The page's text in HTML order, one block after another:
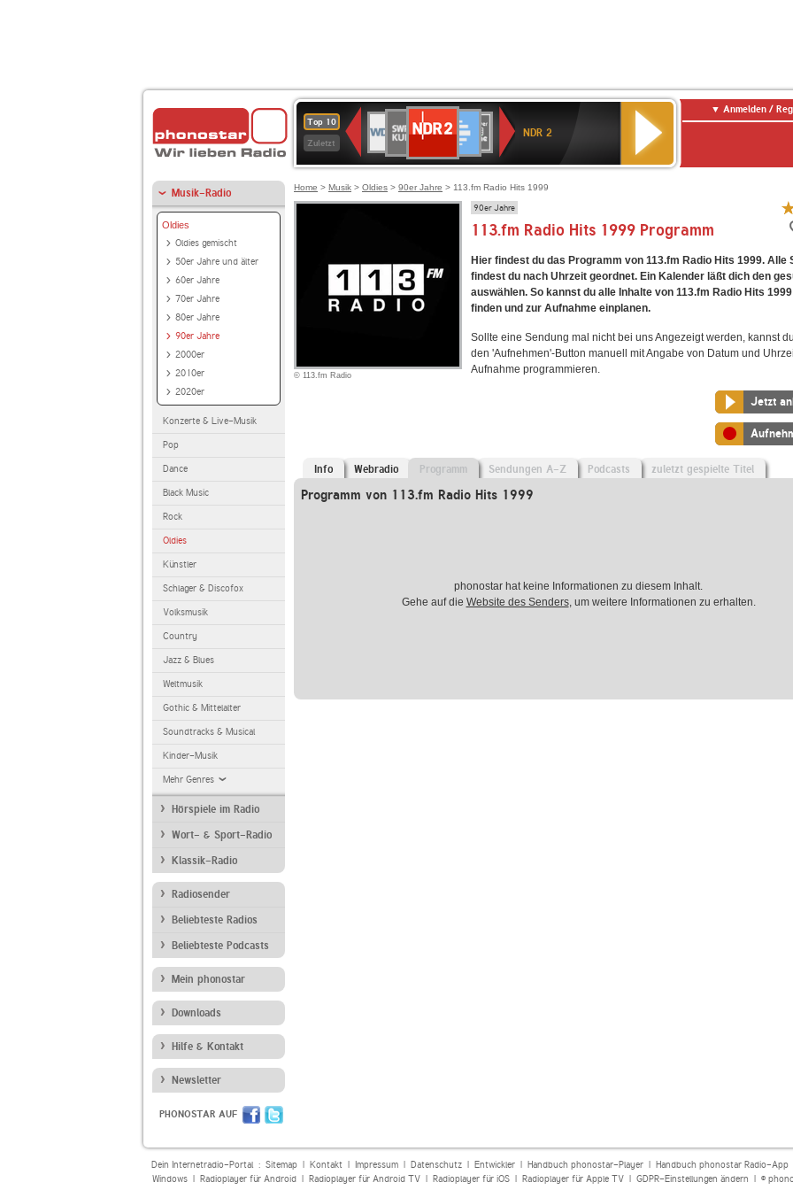
Top 10
Zuletzt
Deutschlandfunk
80er
90er
OLDIE
ANTENNE
SWR3
WDR
4
BR-
KLASSIK
Deutschlandfunk
Kultur
ANTENNE
BAYERN
2
Kultur
2
NDR 2
Anmelden /
Musik-Radio
Oldies
Oldies gemischt
50er Jahre und älter
60er Jahre
70er Jahre
80er Jahre
90er Jahre
2000er
2010er
2020er
Konzerte & Live-Musik
Pop
Dance
Black Music
Rock
Oldies
Künstler
Schlager & Discofox
Volksmusik
Country
Jazz & Blues
Weltmusik
Gothic & Mittelalter
Soundtracks & Musical
Kinder-Musik
Mehr Genres
Hörspiele im Radio
Wort- & Sport-Radio
Klassik-Radio
Radiosender
Beliebteste Radios
Beliebteste Podcasts
Mein phonostar
Downloads
Hilfe & Kontakt
Newsletter
PHONOSTAR AUF
Home > Musik > Oldies > 90er Jahre > 113.fm Radio Hits 1999
© 113.fm Radio
90er Jahre
113.fm Radio Hits 1999 Programm
Hier findest du das Programm von 113.fm Radio Hits 1999. Alle
findest du nach Uhrzeit geordnet. Ein Kalender läßt dich den
auswählen. So kannst du alle Inhalte von 113.fm Radio Hits
finden und zur Aufnahme einplanen.
Sollte eine Sendung mal nicht bei uns Angezeigt werden, kannst
den 'Aufnehmen'-Button manuell mit Angabe von Datum und
Aufnahme programmieren.
Jetzt
Info Webradio Programm Sendungen A-Z Podcasts zuletzt gespielte Titel
Programm von 113.fm Radio Hits 1999
phonostar hat keine Informationen zu diesem Inhalt.
Gehe auf die Website des Senders, um weitere Informationen zu erhalten.
Dein Internetradio-Portal : Sitemap| Kontakt| Impressum| Datenschutz| Entwickler| Handbuch phonostar-Player| Handbuch phonostar Radio-App
Windows| Radioplayer für Android| Radioplayer für Android TV| Radioplayer für iOS| Radioplayer für Apple TV| GDPR-Einstellungen ändern | ©